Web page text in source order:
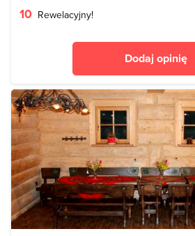
10 Rewelacyjny!
Dodaj opinię